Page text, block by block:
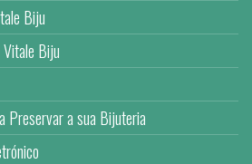
Biju
Biju
Preservar a sua Bijuteria